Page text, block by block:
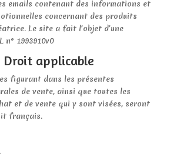
emails contenant des informations et
concernant des produits
Le site a fait l’objet d’une
1993910v0
Droit applicable
figurant dans les présentes
de vente, ainsi que toutes les
et de vente qui y sont visées, seront
français.